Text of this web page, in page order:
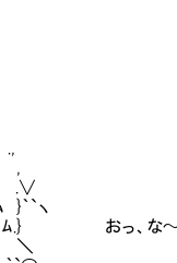
.∨
`ヽ
、な～に顔を
＼